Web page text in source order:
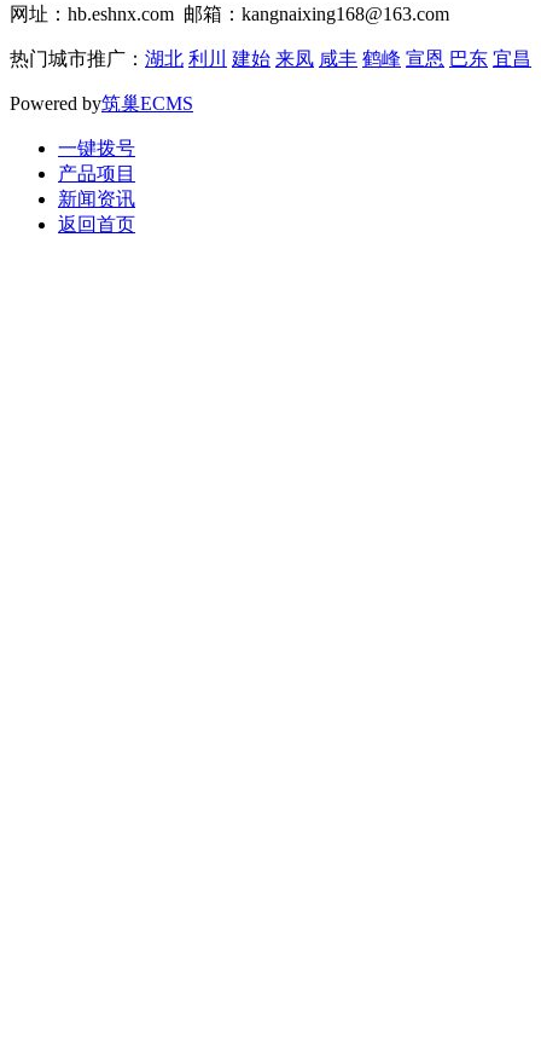
网址：hb.eshnx.com 邮箱：kangnaixing168@163.com
热门城市推广： 湖北 利川 建始 来凤 咸丰 鹤峰 宣恩 巴东 宜昌
Powered by筑巢ECMS
一键拨号
产品项目
新闻资讯
返回首页